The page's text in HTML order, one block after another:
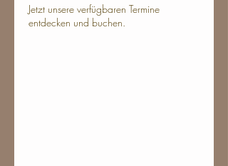
Jetzt unsere verfügbaren Termine
entdecken und buchen.